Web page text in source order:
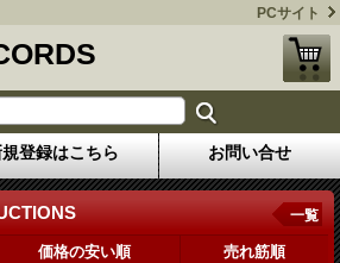
PCサイト
登録はこちら お問い合せ
一覧
価格の安い順 売れ筋順